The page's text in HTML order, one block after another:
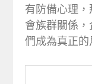
有防備心理
會族群關係
們成為真正的